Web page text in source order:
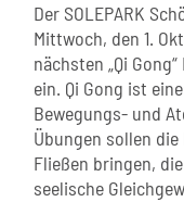
Der SOLEPARK
Mittwoch, den 1.
nächsten „Qi
ein. Qi Gong ist
Bewegungs- und
Übungen sollen
Fließen bringen,
seelische